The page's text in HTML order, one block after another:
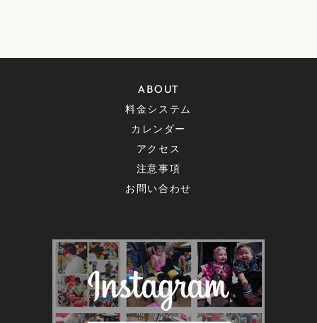
ABOUT
料金システム
カレンダー
アクセス
注意事項
お問い合わせ